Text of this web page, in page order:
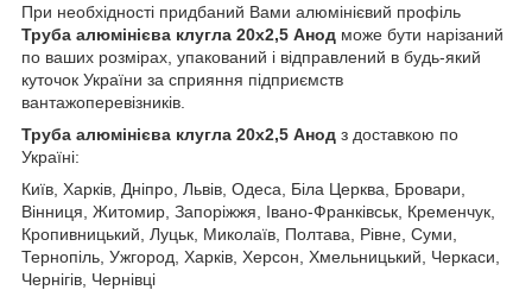
При необхідності придбаний Вами алюмінієвий профіль
Труба алюмінієва клугла 20х2,5 Анод може бути нарізаний
по ваших розмірах, упакований і відправлений в будь-який
куточок України за сприяння підприємств
вантажоперевізників.
Труба алюмінієва клугла 20х2,5 Анод з доставкою по
Україні:
Київ, Харків, Дніпро, Львів, Одеса, Біла Церква, Бровари,
Вінниця, Житомир, Запоріжжя, Івано-Франківськ, Кременчук,
Кропивницький, Луцьк, Миколаїв, Полтава, Рівне, Суми,
Тернопіль, Ужгород, Харків, Херсон, Хмельницький, Черкаси,
Чернігів, Чернівці